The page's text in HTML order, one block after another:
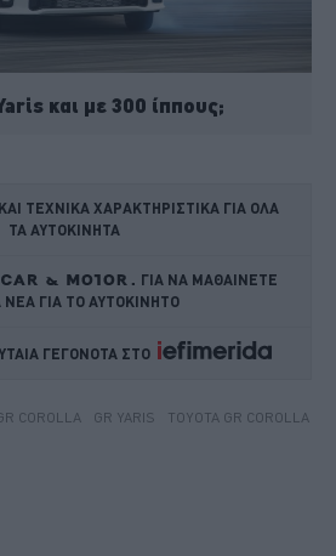
και με 300 ίππους;
ΤΕΧΝΙΚΑ ΧΑΡΑΚΤΗΡΙΣΤΙΚΑ ΓΙΑ ΟΛΑ
ΤΑ ΑΥΤΟΚΙΝΗΤΑ
ΓΙΑ ΝΑ ΜΑΘΑΙΝΕΤΕ
ΝΕΑ ΓΙΑ ΤΟ ΑΥΤΟΚΙΝΗΤΟ
ΓΕΓΟΝΟΤΑ ΣΤΟ
COROLLA GR YARIS TOYOTA GR COROLLA